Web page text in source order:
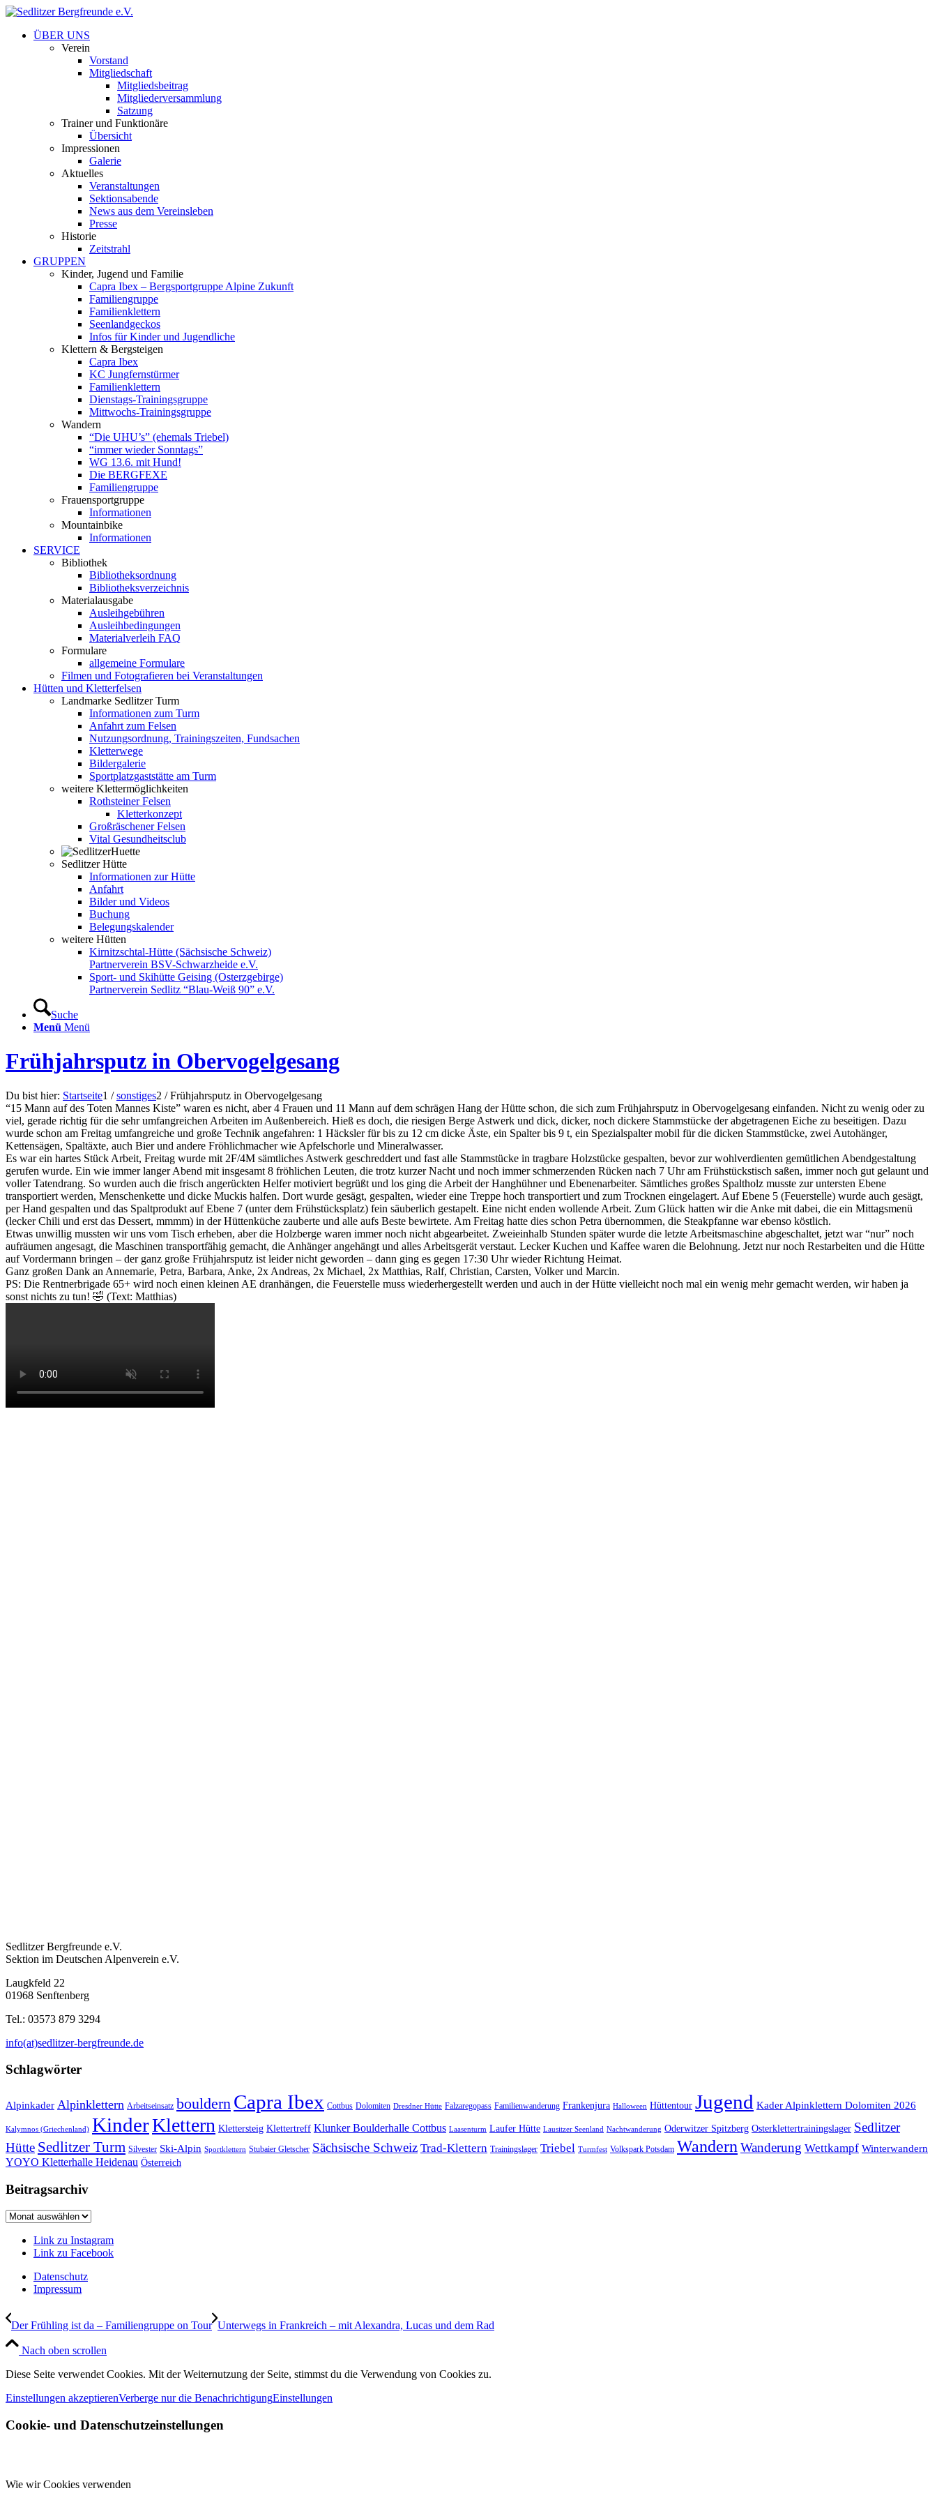
ÜBER UNS
Verein
Vorstand
Mitgliedschaft
Mitgliedsbeitrag
Mitgliederversammlung
Satzung
Trainer und Funktionäre
Übersicht
Impressionen
Galerie
Aktuelles
Veranstaltungen
Sektionsabende
News aus dem Vereinsleben
Presse
Historie
Zeitstrahl
GRUPPEN
Kinder, Jugend und Familie
Capra Ibex – Bergsportgruppe Alpine Zukunft
Familiengruppe
Familienklettern
Seenlandgeckos
Infos für Kinder und Jugendliche
Klettern & Bergsteigen
Capra Ibex
KC Jungfernstürmer
Familienklettern
Dienstags-Trainingsgruppe
Mittwochs-Trainingsgruppe
Wandern
“Die UHU’s” (ehemals Triebel)
“immer wieder Sonntags”
WG 13.6. mit Hund!
Die BERGFEXE
Familiengruppe
Frauensportgruppe
Informationen
Mountainbike
Informationen
SERVICE
Bibliothek
Bibliotheksordnung
Bibliotheksverzeichnis
Materialausgabe
Ausleihgebühren
Ausleihbedingungen
Materialverleih FAQ
Formulare
allgemeine Formulare
Filmen und Fotografieren bei Veranstaltungen
Hütten und Kletterfelsen
Landmarke Sedlitzer Turm
Informationen zum Turm
Anfahrt zum Felsen
Nutzungsordnung, Trainingszeiten, Fundsachen
Kletterwege
Bildergalerie
Sportplatzgaststätte am Turm
weitere Klettermöglichkeiten
Rothsteiner Felsen
Kletterkonzept
Großräschener Felsen
Vital Gesundheitsclub
Sedlitzer Hütte
Informationen zur Hütte
Anfahrt
Bilder und Videos
Buchung
Belegungskalender
weitere Hütten
Kirnitzschtal-Hütte (Sächsische Schweiz)
Partnerverein BSV-Schwarzheide e.V.
Sport- und Skihütte Geising (Osterzgebirge)
Partnerverein Sedlitz “Blau-Weiß 90” e.V.
Suche
Menü Menü
Frühjahrsputz in Obervogelgesang
Du bist hier: Startseite1 / sonstiges2 / Frühjahrsputz in Obervogelgesang
“15 Mann auf des Toten Mannes Kiste” waren es nicht, aber 4 Frauen und 11 Mann auf dem schrägen Hang der Hütte schon, die sich zum Frühjahrsputz in Obervogelgesang einfanden. Nicht zu wenig oder zu
viel, gerade richtig für die sehr umfangreichen Arbeiten im Außenbereich. Hieß es doch, die riesigen Berge Astwerk und dick, dicker, noch dickere Stammstücke der abgetragenen Eiche zu beseitigen. Dazu
wurde schon am Freitag umfangreiche und große Technik angefahren: 1 Häcksler für bis zu 12 cm dicke Äste, ein Spalter bis 9 t, ein Spezialspalter mobil für die dicken Stammstücke, zwei Autohänger,
Kettensägen, Spaltäxte, auch Bier und andere Fröhlichmacher wie Apfelschorle und Mineralwasser.
Es war ein hartes Stück Arbeit, Freitag wurde mit 2F/4M sämtliches Astwerk geschreddert und fast alle Stammstücke in tragbare Holzstücke gespalten, bevor zur wohlverdienten gemütlichen Abendgestaltung
gerufen wurde. Ein wie immer langer Abend mit insgesamt 8 fröhlichen Leuten, die trotz kurzer Nacht und noch immer schmerzenden Rücken nach 7 Uhr am Frühstückstisch saßen, immer noch gut gelaunt und
voller Tatendrang. So wurden auch die frisch angerückten Helfer motiviert begrüßt und los ging die Arbeit der Hanghühner und Ebenenarbeiter. Sämtliches großes Spaltholz musste zur untersten Ebene
transportiert werden, Menschenkette und dicke Muckis halfen. Dort wurde gesägt, gespalten, wieder eine Treppe hoch transportiert und zum Trocknen eingelagert. Auf Ebene 5 (Feuerstelle) wurde auch gesägt,
per Hand gespalten und das Spaltprodukt auf Ebene 7 (unter dem Frühstücksplatz) fein säuberlich gestapelt. Eine nicht enden wollende Arbeit. Zum Glück hatten wir die Anke mit dabei, die ein Mittagsmenü
(lecker Chili und erst das Dessert, mmmm) in der Hüttenküche zauberte und alle aufs Beste bewirtete. Am Freitag hatte dies schon Petra übernommen, die Steakpfanne war ebenso köstlich.
Etwas unwillig mussten wir uns vom Tisch erheben, aber die Holzberge waren immer noch nicht abgearbeitet. Zweieinhalb Stunden später wurde die letzte Arbeitsmaschine abgeschaltet, jetzt war “nur” noch
aufräumen angesagt, die Maschinen transportfähig gemacht, die Anhänger angehängt und alles Arbeitsgerät verstaut. Lecker Kuchen und Kaffee waren die Belohnung. Jetzt nur noch Restarbeiten und die Hütte
auf Vordermann bringen – der ganz große Frühjahrsputz ist leider nicht geworden – dann ging es gegen 17:30 Uhr wieder Richtung Heimat.
Ganz großen Dank an Annemarie, Petra, Barbara, Anke, 2x Andreas, 2x Michael, 2x Matthias, Ralf, Christian, Carsten, Volker und Marcin.
PS: Die Rentnerbrigade 65+ wird noch einen kleinen AE dranhängen, die Feuerstelle muss wiederhergestellt werden und auch in der Hütte vielleicht noch mal ein wenig mehr gemacht werden, wir haben ja
sonst nichts zu tun! 🤣 (Text: Matthias)
Sedlitzer Bergfreunde e.V.
Sektion im Deutschen Alpenverein e.V.
Laugkfeld 22
01968 Senftenberg
Tel.: 03573 879 3294
info(at)sedlitzer-bergfreunde.de
Schlagwörter
Alpinkader Alpinklettern Arbeitseinsatz bouldern Capra Ibex Cottbus Dolomiten Dresdner Hütte Falzaregopass Familienwanderung Frankenjura Halloween Hüttentour Jugend Kader Alpinklettern Dolomiten 2026
Kalymnos (Griechenland) KinderKlettern Klettersteig Klettertreff Klunker Boulderhalle Cottbus Laasenturm Laufer Hütte Lausitzer Seenland Nachtwanderung Oderwitzer Spitzberg Osterklettertrainingslager Sedlitzer
Hütte Sedlitzer Turm Silvester Ski-Alpin Sportklettern Stubaier Gletscher Sächsische Schweiz Trad-Klettern Trainingslager Triebel Turmfest Volkspark Potsdam Wandern Wanderung Wettkampf Winterwandern
YOYO Kletterhalle Heidenau Österreich
Beitragsarchiv
Beitragsarchiv
Link zu Instagram
Link zu Facebook
Datenschutz
Impressum
Der Frühling ist da – Familiengruppe on Tour Unterwegs in Frankreich – mit Alexandra, Lucas und dem Rad
Nach oben scrollen
Diese Seite verwendet Cookies. Mit der Weiternutzung der Seite, stimmst du die Verwendung von Cookies zu.
Einstellungen akzeptierenVerberge nur die BenachrichtigungEinstellungen
Cookie- und Datenschutzeinstellungen
Wie wir Cookies verwenden